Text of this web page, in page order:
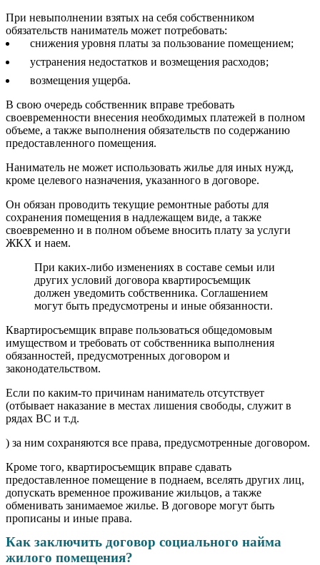
При невыполнении взятых на себя собственником
обязательств наниматель может потребовать:
снижения уровня платы за пользование помещением;
устранения недостатков и возмещения расходов;
возмещения ущерба.
В свою очередь собственник вправе требовать
своевременности внесения необходимых платежей в полном
объеме, а также выполнения обязательств по содержанию
предоставленного помещения.
Наниматель не может использовать жилье для иных нужд,
кроме целевого назначения, указанного в договоре.
Он обязан проводить текущие ремонтные работы для
сохранения помещения в надлежащем виде, а также
своевременно и в полном объеме вносить плату за услуги
ЖКХ и наем.
При каких-либо изменениях в составе семьи или
других условий договора квартиросъемщик
должен уведомить собственника. Соглашением
могут быть предусмотрены и иные обязанности.
Квартиросъемщик вправе пользоваться общедомовым
имуществом и требовать от собственника выполнения
обязанностей, предусмотренных договором и
законодательством.
Если по каким-то причинам наниматель отсутствует
(отбывает наказание в местах лишения свободы, служит в
рядах ВС и т.д.
) за ним сохраняются все права, предусмотренные договором.
Кроме того, квартиросъемщик вправе сдавать
предоставленное помещение в поднаем, вселять других лиц,
допускать временное проживание жильцов, а также
обменивать занимаемое жилье. В договоре могут быть
прописаны и иные права.
Как заключить договор социального найма
жилого помещения?